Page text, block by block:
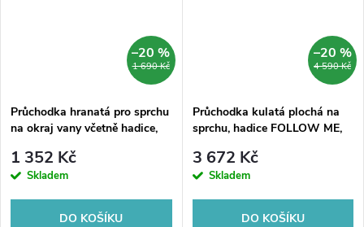
1 690 Kč
–20 %
Průchodka hranatá pro sprchu
na okraj vany včetně hadice,
1 352 Kč
Skladem
DO KOŠÍKU
4 590 Kč
–20 %
Průchodka kulatá plochá na
sprchu, hadice FOLLOW ME,
3 672 Kč
Skladem
DO KOŠÍKU